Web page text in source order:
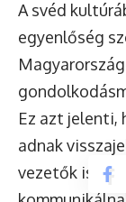
A svéd
egyenlőség
Ez azt jelenti,
adnak
vezetők is